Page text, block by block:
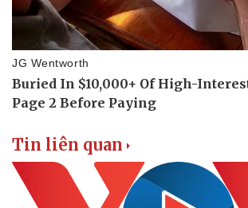
Thế giới thể thao
eSports
Hậu trường
Tin liên quan